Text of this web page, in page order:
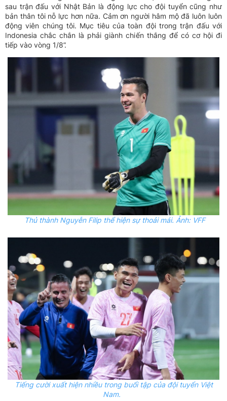
sau trận đấu với Nhật Bản là động lực cho đội tuyển cũng như
bản thân tôi nỗ lực hơn nữa. Cảm ơn người hâm mộ đã luôn luôn
động viên chúng tôi. Mục tiêu của toàn đội trong trận đấu với
Indonesia chắc chắn là phải giành chiến thắng để có cơ hội đi
tiếp vào vòng 1/8”.
Thủ thành Nguyễn Filipthể hiện sự thoải mái. Ảnh: VFF
Tiếng cười xuất hiện nhiều trong buổi tập của đội tuyển Việt
Nam.